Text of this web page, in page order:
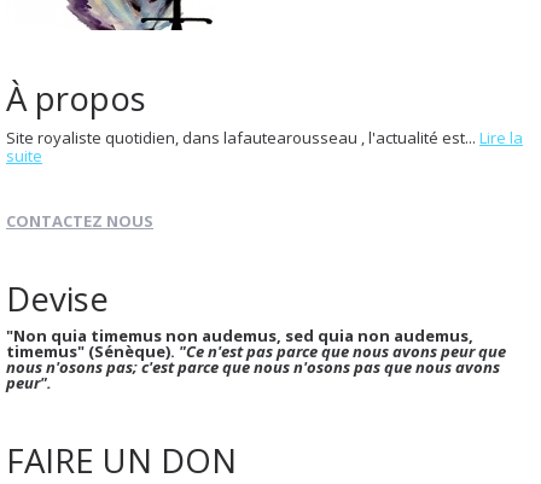
À propos
Site royaliste quotidien, dans lafautearousseau , l'actualité est... Lire la
suite
CONTACTEZ NOUS
Devise
"Non quia timemus non audemus, sed quia non audemus,
timemus" (Sénèque). "Ce n'est pas parce que nous avons peur que
nous n'osons pas; c'est parce que nous n'osons pas que nous avons
peur".
FAIRE UN DON